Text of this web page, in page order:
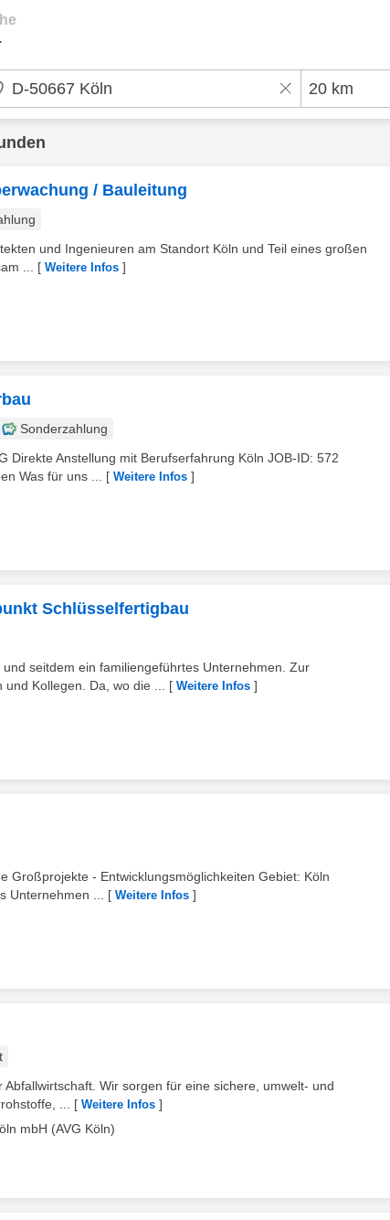
/ Bauleitung
und Ingenieuren am Standort Köln und Teil eines großen
...
[ Weitere Infos ]
Sonderzahlung
Direkte Anstellung mit Berufserfahrung Köln JOB-ID: 572
Was für uns ...
[ Weitere Infos ]
Schlüsselfertigbau
seitdem ein familiengeführtes Unternehmen. Zur
Kollegen. Da, wo die ...
[ Weitere Infos ]
Großprojekte - Entwicklungsmöglichkeiten Gebiet: Köln
Unternehmen ...
[ Weitere Infos ]
Wir sorgen für eine sichere, umwelt- und
...
[ Weitere Infos ]
mbH (AVG Köln)